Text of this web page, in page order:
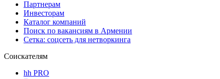
Партнерам
Инвесторам
Каталог компаний
Поиск по вакансиям в Армении
Сетка: соцсеть для нетворкинга
Соискателям
hh PRO